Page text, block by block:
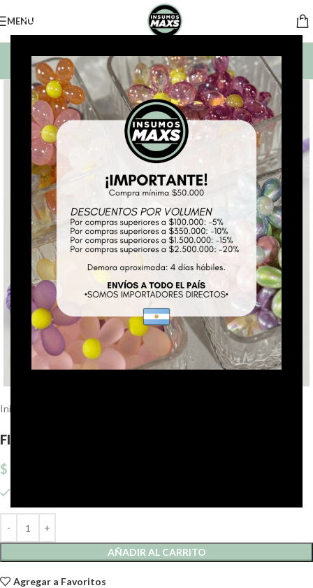
MENU
BUSCAR PRODUCTOS
Click to enlarge
Inicio
FIMUS LILA 6MM X40 CM X 5 TIRAS.mdoŵa
$
AÑADIR AL CARRITO
Agregar a Favoritos